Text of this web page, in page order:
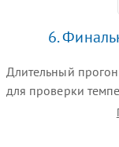
6.
Длительный
для проверки
отсутствия